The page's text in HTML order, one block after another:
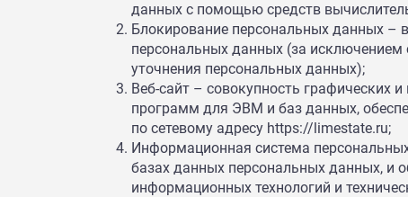
данных с помощью средств
Блокирование персональных данных –
персональных данных (за исключением
уточнения персональных данных);
Веб-сайт – совокупность графических
программ для ЭВМ и баз данных,
по сетевому адресу https://limestate.ru;
Информационная система
базах данных персональных данных, и
информационных технологий и